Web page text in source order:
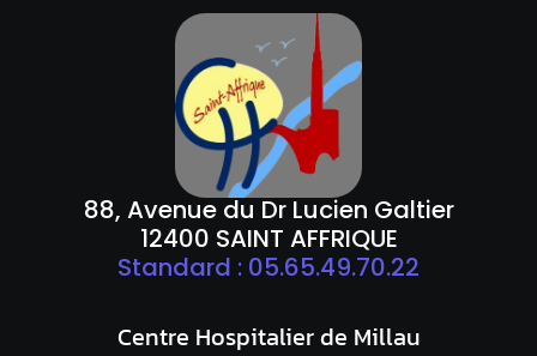
88, Avenue du Dr Lucien Galtier
12400 SAINT AFFRIQUE
Standard : 05.65.49.70.22
Centre Hospitalier de Millau